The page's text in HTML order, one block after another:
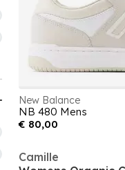
New Balance
NB 480 Mens
€ 80,00
Camille